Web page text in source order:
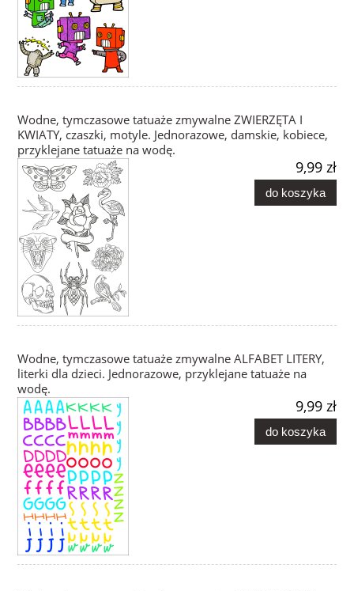
Wodne, tymczasowe tatuaże zmywalne ZWIERZĘTA I
KWIATY, czaszki, motyle. Jednorazowe, damskie, kobiece,
przyklejane tatuaże na wodę.
9,99 zł
do koszyka
Wodne, tymczasowe tatuaże zmywalne ALFABET LITERY,
literki dla dzieci. Jednorazowe, przyklejane tatuaże na
wodę.
9,99 zł
do koszyka